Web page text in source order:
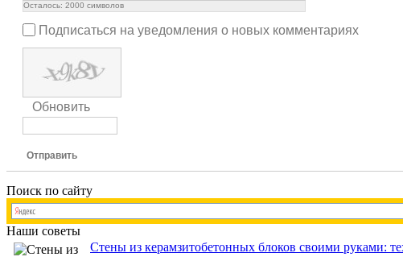
Осталось: 2000 символов
Подписаться на уведомления о новых комментариях
Обновить
Отправить
Поиск по сайту
Наши советы
Стены из керамзитобетонных блоков своими руками: